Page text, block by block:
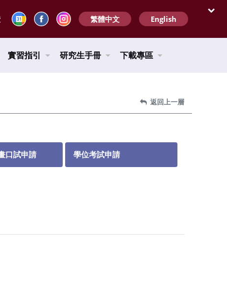
繁體中文 English
實習指引 研究生手冊 下載專區
返回上一層
口試申請 學位考試申請